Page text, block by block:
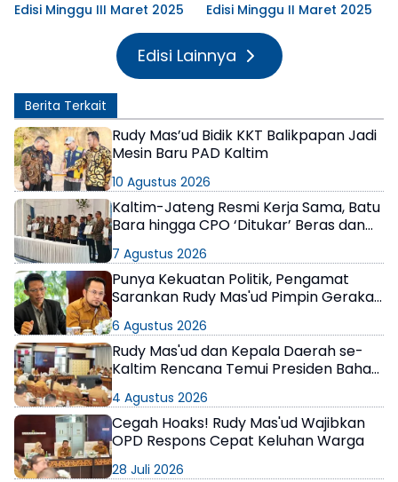
Edisi Minggu III Maret 2025 Edisi Minggu II Maret 2025
Edisi Lainnya
Berita Terkait
Rudy Mas’ud Bidik KKT Balikpapan Jadi
Mesin Baru PAD Kaltim
10 Agustus 2026
Kaltim-Jateng Resmi Kerja Sama, Batu
Bara hingga CPO ‘Ditukar’ Beras dan
7 Agustus 2026
Punya Kekuatan Politik, Pengamat
Sarankan Rudy Mas'ud Pimpin Gerakan
Istana
6 Agustus 2026
Rudy Mas'ud dan Kepala Daerah se-
Kaltim Rencana Temui Presiden Bahas
4 Agustus 2026
Cegah Hoaks! Rudy Mas'ud Wajibkan
OPD Respons Cepat Keluhan Warga
28 Juli 2026